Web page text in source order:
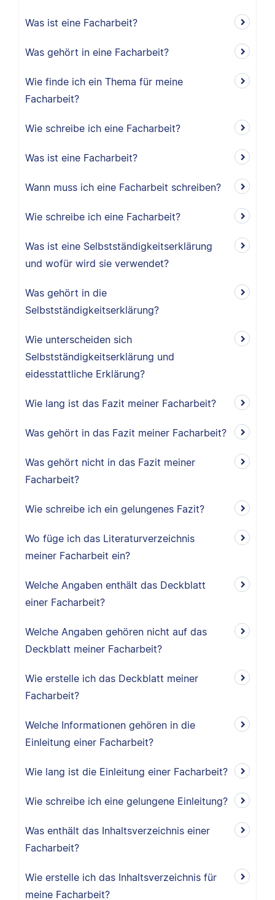
Was ist eine Facharbeit?
Was gehört in eine Facharbeit?
Wie finde ich ein Thema für meine
Facharbeit?
Wie schreibe ich eine Facharbeit?
Was ist eine Facharbeit?
Wann muss ich eine Facharbeit schreiben?
Wie schreibe ich eine Facharbeit?
Was ist eine Selbstständigkeitserklärung
und wofür wird sie verwendet?
Was gehört in die
Selbstständigkeitserklärung?
Wie unterscheiden sich
Selbstständigkeitserklärung und
eidesstattliche Erklärung?
Wie lang ist das Fazit meiner Facharbeit?
Was gehört in das Fazit meiner Facharbeit?
Was gehört nicht in das Fazit meiner
Facharbeit?
Wie schreibe ich ein gelungenes Fazit?
Wo füge ich das Literaturverzeichnis
meiner Facharbeit ein?
Welche Angaben enthält das Deckblatt
einer Facharbeit?
Welche Angaben gehören nicht auf das
Deckblatt meiner Facharbeit?
Wie erstelle ich das Deckblatt meiner
Facharbeit?
Welche Informationen gehören in die
Einleitung einer Facharbeit?
Wie lang ist die Einleitung einer Facharbeit?
Wie schreibe ich eine gelungene Einleitung?
Was enthält das Inhaltsverzeichnis einer
Facharbeit?
Wie erstelle ich das Inhaltsverzeichnis für
meine Facharbeit?